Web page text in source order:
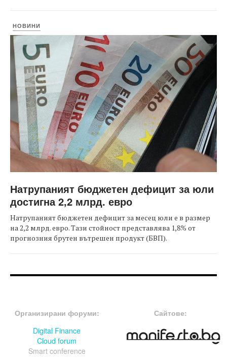
НОВИНИ
Натрупаният бюджетен дефицит за юли
достигна 2,2 млрд. евро
Натрупаният бюджетен дефицит за месец юли е в размер
на 2,2 млрд. евро. Тази стойност представлява 1,8% от
прогнозния брутен вътрешен продукт (БВП).
Организирани форуми:
Digital Finance
Cloud forum
Smart conference
Сайтове: